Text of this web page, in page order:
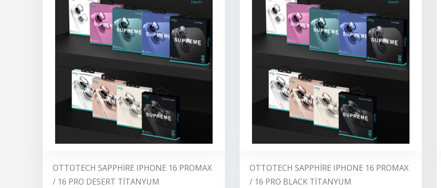
OTTOTECH SAPPHİRE IPHONE 16 PROMAX
/ 16 PRO DESERT TİTANYUM
OTTOTECH SAPPHİRE IPHONE 16 PROMAX
/ 16 PRO BLACK TİTANYUM